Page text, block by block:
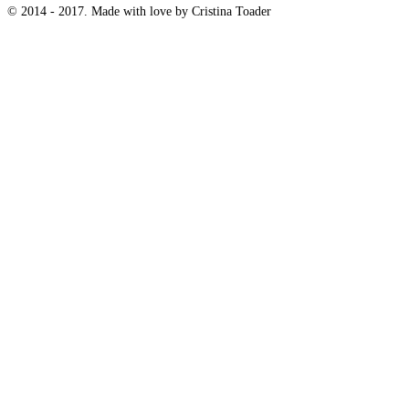
© 2014 - 2017. Made with love by Cristina Toader